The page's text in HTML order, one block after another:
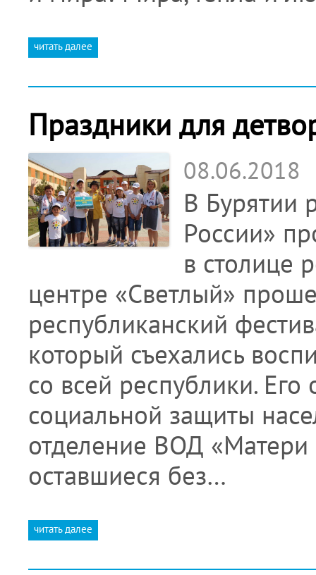
читать далее
Праздники для
08.06.2018
В Бурятии
России»
в столице
центре «Светлый»
республиканский
который съехались
со всей республики.
социальной защиты
отделение ВОД «Матери
оставшиеся без…
читать далее